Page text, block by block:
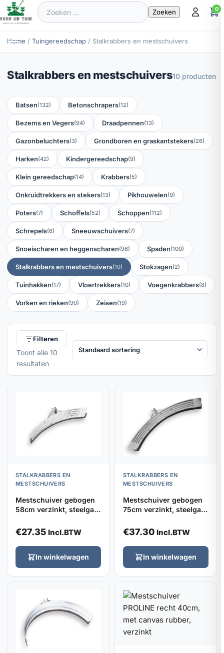
Zoeken
naar:
0
Home / Tuingereedschap / Stalkrabbers en mestschuivers
Stalkrabbers en mestschuivers10 producten
Batsen(132) Betonschrapers(12)
Bezems en Vegers(94) Draadpennen(13)
Gazonbeluchters(3) Grondboren en graskantstekers(26)
Harken(42) Kindergereedschap(9)
Klein gereedschap(14) Krabbers(5)
Onkruidtrekkers en stekers(13) Pikhouwelen(9)
Poters(7) Schoffels(52) Schoppen(112)
Schrepels(6) Sneeuwschuivers(7)
Snoeischaren en heggenscharen(96) Spaden(100)
Stalkrabbers en mestschuivers(10) Stokzagen(2)
Tuinhakken(17) Vloertrekkers(10) Voegenkrabbers(8)
Vorken en rieken(90) Zeisen(19)
Filteren
Toont alle 10
resultaten
STALKRABBERS EN
MESTSCHUIVERS
Mestschuiver gebogen
58cm verzinkt, steelgat
€27.35 Incl.BTW
In winkelwagen
STALKRABBERS EN
MESTSCHUIVERS
Mestschuiver gebogen
75cm verzinkt, steelgat
€37.30 Incl.BTW
In winkelwagen